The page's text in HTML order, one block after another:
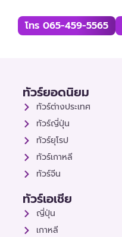
โทร 065-459-5565
ทัวร์ยอดนิยม
ทัวร์ต่างประเทศ
ทัวร์ญี่ปุ่น
ทัวร์ยุโรป
ทัวร์เกาหลี
ทัวร์จีน
ทัวร์เอเชีย
ญี่ปุ่น
เกาหลี